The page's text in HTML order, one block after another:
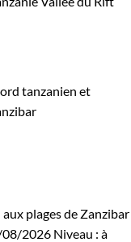
tanzanien et
plages de Zanzibar
08/2026 Niveau : à